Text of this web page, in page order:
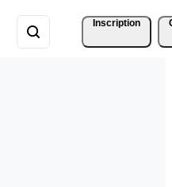
Inscription